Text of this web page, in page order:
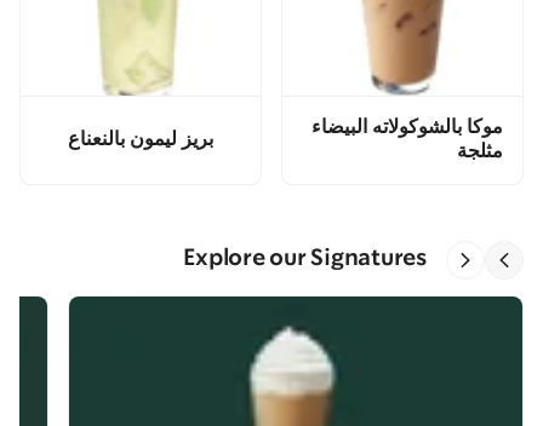
موكا بالشوكولاته البيضاء
مثلجة
بريز ليمون بالنعناع
Explore our Signatures